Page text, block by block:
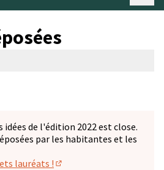
idées de l'édition 2022 est close.
par les habitantes et les
lauréats !